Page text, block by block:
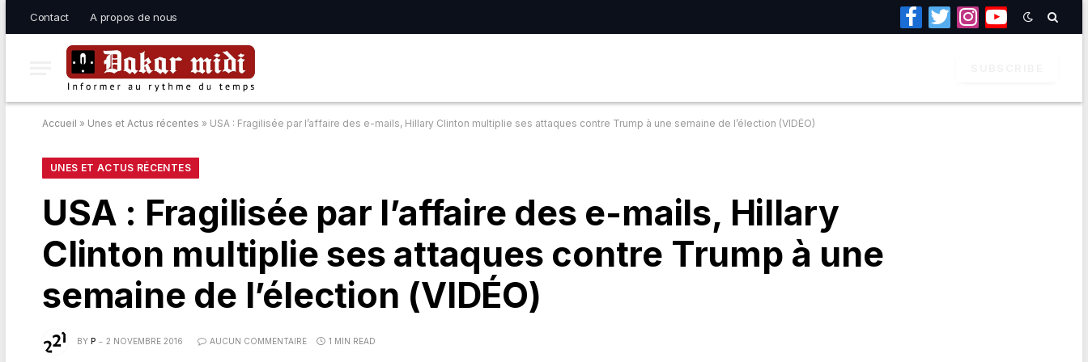
Contact A propos de nous
Facebook
TwitterInstagramYouTube
Accueil » Unes et Actus récentes » USA : Fragilisée par l’affaire des e-mails, Hillary Clinton multiplie ses attaques contre Trump à une semaine de l’élection (VIDÉO)
UNES ET ACTUS RÉCENTES
USA : Fragilisée par l’affaire des e-mails, Hillary
Clinton multiplie ses attaques contre Trump à une
semaine de l’élection (VIDÉO)
BY P 2 NOVEMBRE 2016 AUCUN COMMENTAIRE 1 MIN READ